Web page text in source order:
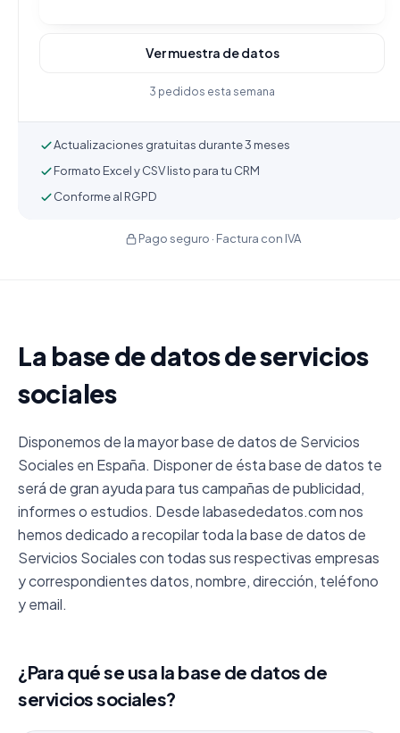
Ver muestra de datos
3 pedidos esta semana
Actualizaciones gratuitas durante 3 meses
Formato Excel y CSV listo para tu CRM
Conforme al RGPD
Pago seguro · Factura con IVA
La base de datos de servicios
sociales
Disponemos de la mayor base de datos de Servicios
Sociales en España. Disponer de ésta base de datos te
será de gran ayuda para tus campañas de publicidad,
informes o estudios. Desde labasededatos.com nos
hemos dedicado a recopilar toda la base de datos de
Servicios Sociales con todas sus respectivas empresas
y correspondientes datos, nombre, dirección, teléfono
y email.
¿Para qué se usa la base de datos de
servicios sociales?